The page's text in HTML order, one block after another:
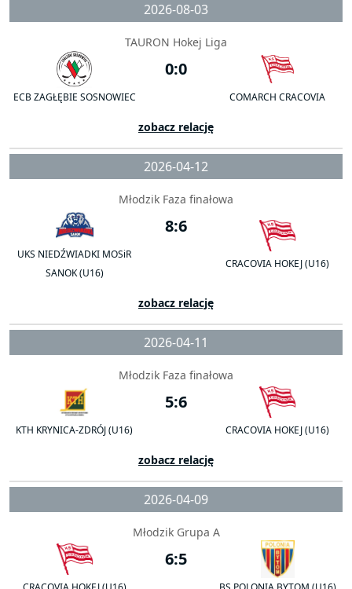
2026-08-03
TAURON Hokej Liga
ECB ZAGŁĘBIE SOSNOWIEC
0:0
COMARCH CRACOVIA
zobacz relację
2026-04-12
Młodzik Faza finałowa
UKS NIEDŹWIADKI MOSiR
SANOK (U16)
8:6
CRACOVIA HOKEJ (U16)
zobacz relację
2026-04-11
Młodzik Faza finałowa
KTH KRYNICA-ZDRÓJ (U16)
5:6
CRACOVIA HOKEJ (U16)
zobacz relację
2026-04-09
Młodzik Grupa A
6:5